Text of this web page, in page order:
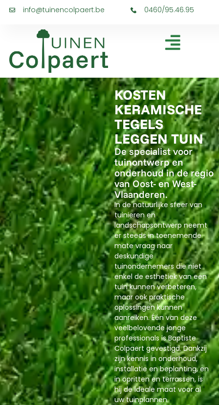
info@tuinencolpaert.be 0460/95.46.95
KOSTEN
KERAMISCHE
TEGELS
LEGGEN TUIN
De specialist voor
tuinontwerp en
onderhoud in de regio
van Oost- en West-
Vlaanderen.
In de natuurlijke sfeer van
tuinieren en
landschapsontwerp neemt
er steeds in toenemende
mate vraag naar
deskundige
tuinondernemers die niet
enkel de esthetiek van een
tuin kunnen verbeteren,
maar ook praktische
oplossingen kunnen
aanreiken. Één van deze
veelbelovende jonge
professionals is Baptiste
Colpaert gevestigd. Dankzij
zijn kennis in onderhoud,
installatie en beplanting, en
in opritten en terrassen, is
hij de ideale maat voor al
uw tuinplannen.